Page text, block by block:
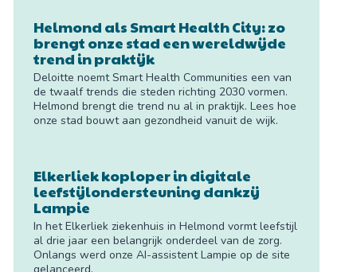
Helmond als Smart Health City: zo
brengt onze stad een wereldwijde
trend in praktijk
Deloitte noemt Smart Health Communities een van
de twaalf trends die steden richting 2030 vormen.
Helmond brengt die trend nu al in praktijk. Lees hoe
onze stad bouwt aan gezondheid vanuit de wijk.
Elkerliek koploper in digitale
leefstijlondersteuning dankzij
Lampie
In het Elkerliek ziekenhuis in Helmond vormt leefstijl
al drie jaar een belangrijk onderdeel van de zorg.
Onlangs werd onze AI-assistent Lampie op de site
gelanceerd.